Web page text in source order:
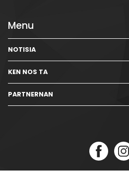
Menu
NOTISIA
KEN NOS TA
PARTNERNAN